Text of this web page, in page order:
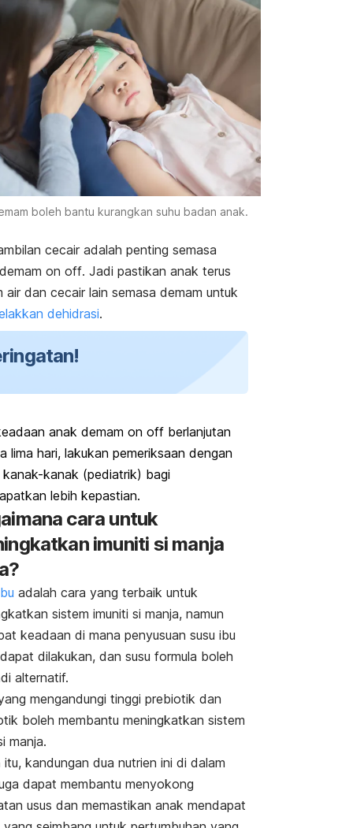
boleh bantu kurangkan suhu badan anak.
cecair adalah penting semasa
on off. Jadi pastikan anak terus
air dan cecair lain semasa demam untuk
dehidrasi.
anak demam on offberlanjutan
lima hari, lakukan pemeriksaan dengan
kanak (pediatrik) bagi
lebih kepastian.
cara untuk
imuniti si manja
adalah cara yang terbaik untuk
sistem imuniti si manja, namun
keadaan di mana penyusuan susu ibu
dilakukan, dan susu formula boleh
alternatif.
mengandungi tinggi prebiotik dan
boleh membantu meningkatkan sistem
manja.
itu, kandungan dua nutrien ini di dalam
dapat membantu menyokong
usus dan memastikan anak mendapat